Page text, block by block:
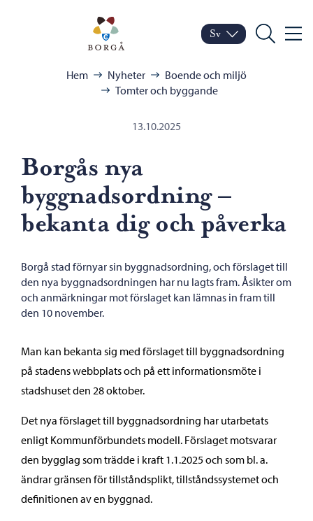
Porvoo – Gå till
Byt språk
Nuvarande språk:
Sv
Sök Meny
Hem Nyheter
Boende och miljö
Tomter och byggande
13.10.2025
Borgås nya
byggnadsordning –
bekanta dig och påverka
Borgå stad förnyar sin byggnadsordning, och förslaget till
den nya byggnadsordningen har nu lagts fram. Åsikter om
och anmärkningar mot förslaget kan lämnas in fram till
den 10 november.
Man kan bekanta sig med förslaget till byggnadsordning
på stadens webbplats och på ett informationsmöte i
stadshuset den 28 oktober.
Det nya förslaget till byggnadsordning har utarbetats
enligt Kommunförbundets modell. Förslaget motsvarar
den bygglag som trädde i kraft 1.1.2025 och som bl. a.
ändrar gränsen för tillståndsplikt, tillståndssystemet och
definitionen av en byggnad.